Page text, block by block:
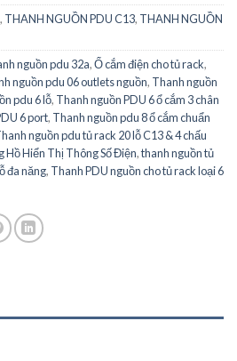
, THANH NGUỒN PDU C13, THANH NGUỒN
nguồn pdu 32a,Ổ cắm điện cho tủ rack,
nguồn pdu 06 outlets nguồn, Thanh nguồn
pdu 6 lỗ, Thanh nguồn PDU 6 ổ cắm 3 chân
6 port, Thanh nguồn pdu 8 ổ cắm chuẩn
nguồn pdu tủ rack 20 lỗ C13 & 4 chấu
Hiển Thị Thông Số Điện,thanh nguồn tủ
đa năng, Thanh PDU nguồn cho tủ rack loại 6